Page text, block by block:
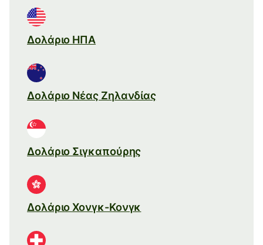
Δολάριο ΗΠΑ
Δολάριο Νέας Ζηλανδίας
Δολάριο Σιγκαπούρης
Δολάριο Χονγκ-Κονγκ